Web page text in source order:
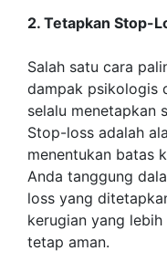
2. Tetapkan Stop-
Salah satu cara
dampak psikologis
selalu menetapkan
Stop-loss adalah
menentukan batas
Anda tanggung
loss yang
kerugian yang
tetap aman.